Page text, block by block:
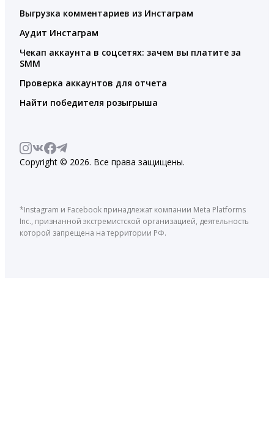
Выгрузка комментариев из Инстаграм
Аудит Инстаграм
Чекап аккаунта в соцсетях: зачем вы платите за
SMM
Проверка аккаунтов для отчета
Найти победителя розыгрыша
Copyright © 2026. Все права защищены.
*Instagram и Facebook принадлежат компании Meta Platforms
Inc., признанной экстремистской организацией, деятельность
которой запрещена на территории РФ.